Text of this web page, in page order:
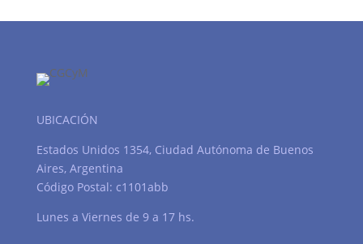
UBICACIÓN
Estados Unidos 1354, Ciudad Autónoma de Buenos
Aires, Argentina
Código Postal: c1101abb
Lunes a Viernes de 9 a 17 hs.